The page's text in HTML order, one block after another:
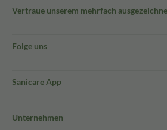
Vertraue unserem mehrfach
Folge uns
Sanicare App
Unternehmen